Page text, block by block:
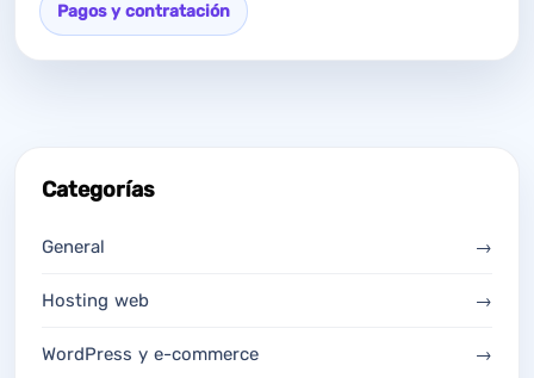
Pagos y contratación
Categorías
General →
Hosting web →
WordPress y e-commerce →